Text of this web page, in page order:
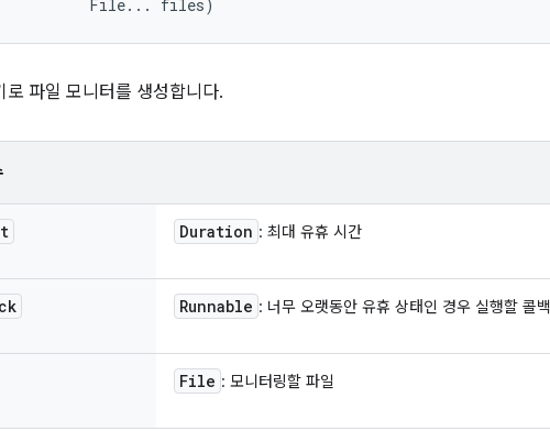
File... files)
로 파일 모니터를 생성합니다.
Duration : 최대 유휴 시간
Runnable : 너무 오랫동안 유휴 상태인 경우 실행할 콜백
File : 모니터링할 파일